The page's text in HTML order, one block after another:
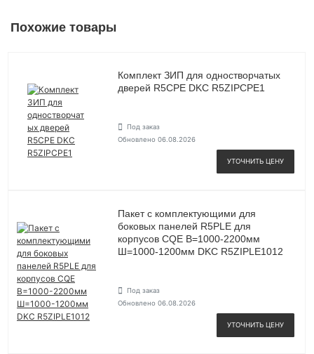
Похожие товары
Комплект ЗИП для одностворчатых
дверей R5CPE DKC R5ZIPCPE1
Под заказ
Обновлено 06.08.2026
УТОЧНИТЬ ЦЕНУ
Пакет с комплектующими для
боковых панелей R5PLE для
корпусов CQE В=1000-2200мм
Ш=1000-1200мм DKC R5ZIPLE1012
Под заказ
Обновлено 06.08.2026
УТОЧНИТЬ ЦЕНУ